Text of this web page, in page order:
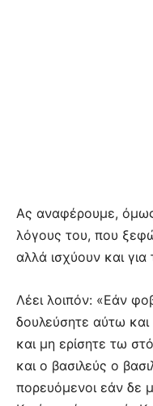
Ας αναφέρουμε,
λόγους του, που
αλλά ισχύουν και
Λέει λοιπόν: «Εάν
δουλεύσητε αύτω
και μη ερίσητε τω
και ο βασιλεύς ο
πορευόμενοι εάν δε